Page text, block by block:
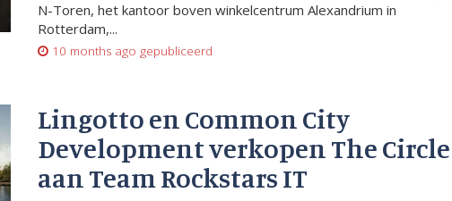
N-Toren, het kantoor boven winkelcentrum Alexandrium in
Rotterdam,...
10 months ago gepubliceerd
Lingotto en Common City
Development verkopen The Circle
aan Team Rockstars IT